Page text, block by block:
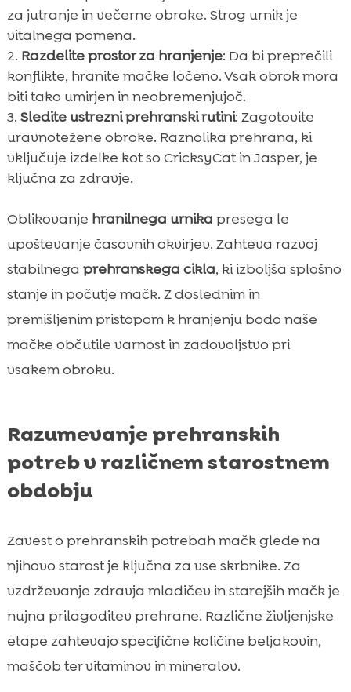
za jutranje in večerne obroke. Strog urnik je
vitalnega pomena.
Razdelite prostor za hranjenje: Da bi preprečili
konflikte, hranite mačke ločeno. Vsak obrok mora
biti tako umirjen in neobremenjujoč.
Sledite ustrezni prehranski rutini: Zagotovite
uravnotežene obroke. Raznolika prehrana, ki
vključuje izdelke kot so CricksyCat in Jasper, je
ključna za zdravje.
Oblikovanje hranilnega urnika presega le
upoštevanje časovnih okvirjev. Zahteva razvoj
stabilnega prehranskega cikla, ki izboljša splošno
stanje in počutje mačk. Z doslednim in
premišljenim pristopom k hranjenju bodo naše
mačke občutile varnost in zadovoljstvo pri
vsakem obroku.
Razumevanje prehranskih
potreb v različnem starostnem
obdobju
Zavest o prehranskih potrebah mačk glede na
njihovo starost je ključna za vse skrbnike. Za
vzdrževanje zdravja mladičev in starejših mačk je
nujna prilagoditev prehrane. Različne življenjske
etape zahtevajo specifične količine beljakovin,
maščob ter vitaminov in mineralov.